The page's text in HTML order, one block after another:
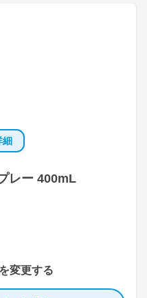
細
レー 400mL
変更する